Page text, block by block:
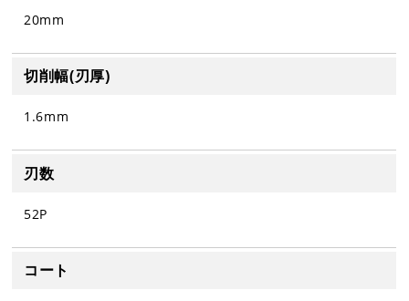
20mm
切削幅(刃厚)
1.6mm
刃数
52P
コート